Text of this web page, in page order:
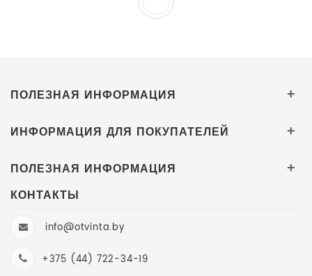
ПОЛЕЗНАЯ ИНФОРМАЦИЯ +
ИНФОРМАЦИЯ ДЛЯ ПОКУПАТЕЛЕЙ +
ПОЛЕЗНАЯ ИНФОРМАЦИЯ +
КОНТАКТЫ
info@otvinta.by
+375 (44) 722-34-19